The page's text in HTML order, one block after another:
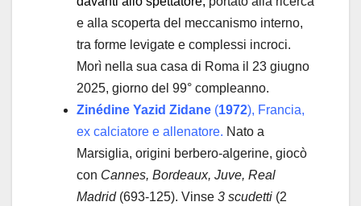
e alla scoperta del meccanismo interno,
tra forme levigate e complessi incroci.
Morì nella sua casa di Roma il 23 giugno
2025, giorno del 99° compleanno.
Zinédine Yazid Zidane (1972), Francia,
ex calciatore e allenatore. Nato a
Marsiglia, origini berbero-algerine, giocò
con Cannes, Bordeaux, Juve, Real
Madrid(693-125). Vinse 3 scudetti (2